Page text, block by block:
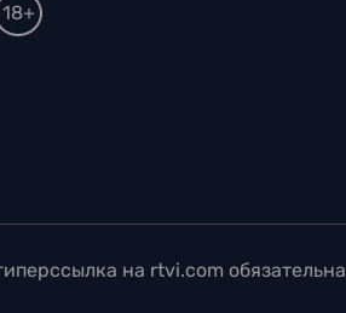
18+
на rtvi.com обязательна